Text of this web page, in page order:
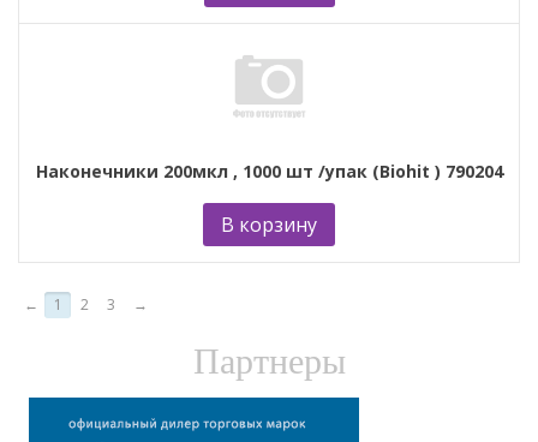
Наконечники 200мкл , 1000 шт /упак (Biohit ) 790204
В корзину
← 1 2 3 →
Партнеры